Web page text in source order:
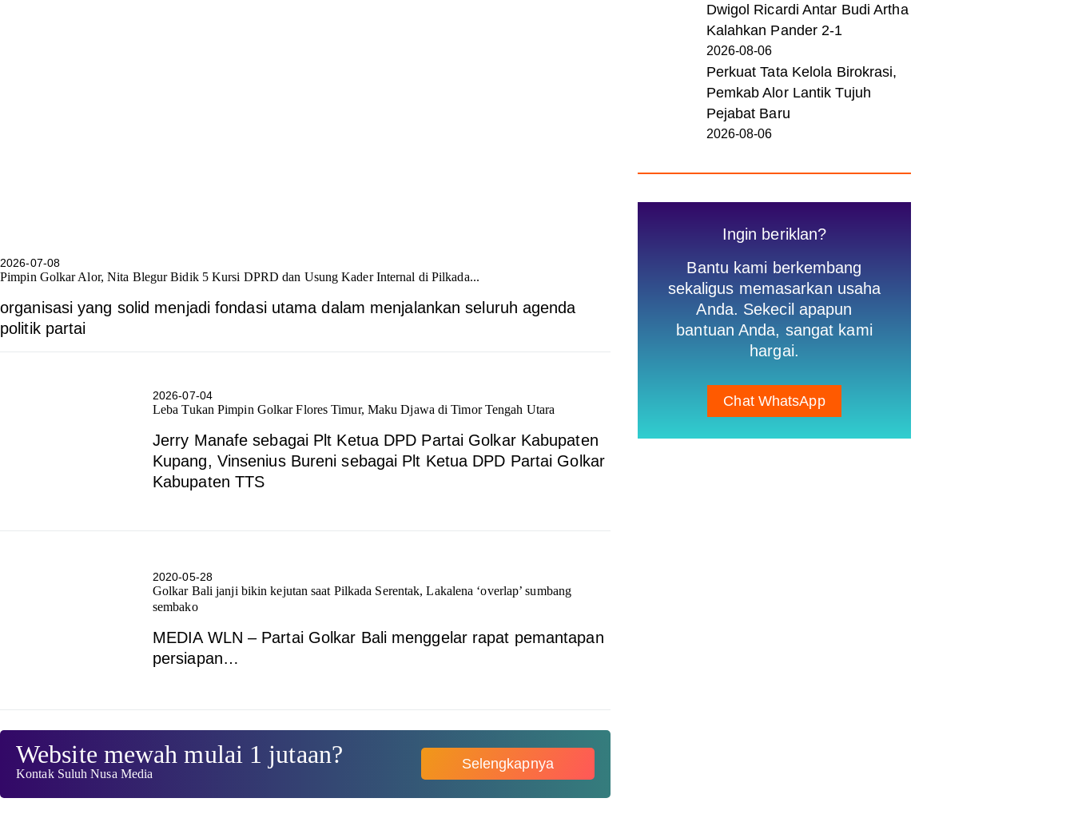
2026-07-08
Pimpin Golkar Alor, Nita Blegur Bidik 5 Kursi DPRD dan Usung Kader Internal di Pilkada...
organisasi yang solid menjadi fondasi utama dalam menjalankan seluruh agenda
politik partai
2026-07-04
Leba Tukan Pimpin Golkar Flores Timur, Maku Djawa di Timor Tengah Utara
Jerry Manafe sebagai Plt Ketua DPD Partai Golkar Kabupaten
Kupang, Vinsenius Bureni sebagai Plt Ketua DPD Partai Golkar
Kabupaten TTS
2020-05-28
Golkar Bali janji bikin kejutan saat Pilkada Serentak, Lakalena ‘overlap’ sumbang
sembako
MEDIA WLN – Partai Golkar Bali menggelar rapat pemantapan
persiapan…
Website mewah mulai 1 jutaan?
Kontak Suluh Nusa Media
Selengkapnya
Dwigol Ricardi Antar Budi Artha
Kalahkan Pander 2-1
2026-08-06
Perkuat Tata Kelola Birokrasi,
Pemkab Alor Lantik Tujuh
Pejabat Baru
2026-08-06
Ingin beriklan?
Bantu kami berkembang
sekaligus memasarkan usaha
Anda. Sekecil apapun
bantuan Anda, sangat kami
hargai.
Chat WhatsApp